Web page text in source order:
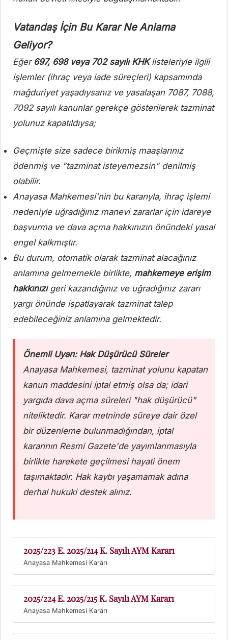
Vatandaş İçin Bu Karar Ne Anlama
Geliyor?
Eğer 697, 698 veya 702 sayılı KHKlisteleriyle ilgili
işlemler (ihraç veya iade süreçleri) kapsamında
mağduriyet yaşadıysanız ve yasalaşan 7087, 7088,
7092 sayılı kanunlar gerekçe gösterilerek tazminat
yolunuz kapatıldıysa;
Geçmişte size sadece birikmiş maaşlarınız
ödenmiş ve "tazminat isteyemezsin" denilmiş
olabilir.
Anayasa Mahkemesi'nin bu kararıyla, ihraç işlemi
nedeniyle uğradığınız manevi zararlar için idareye
başvurma ve dava açma hakkınızın önündeki yasal
engel kalkmıştır.
Bu durum, otomatik olarak tazminat alacağınız
anlamına gelmemekle birlikte, mahkemeye erişim
hakkınızıgeri kazandığınız ve uğradığınız zararı
yargı önünde ispatlayarak tazminat talep
edebileceğiniz anlamına gelmektedir.
Önemli Uyarı: Hak Düşürücü Süreler
Anayasa Mahkemesi, tazminat yolunu kapatan
kanun maddesini iptal etmiş olsa da; idari
yargıda dava açma süreleri "hak düşürücü"
niteliktedir. Karar metninde süreye dair özel
bir düzenleme bulunmadığından, iptal
kararının Resmi Gazete'de yayımlanmasıyla
birlikte harekete geçilmesi hayati önem
taşımaktadır. Hak kaybı yaşamamak adına
derhal hukuki destek alınız.
2025/223 E. 2025/214 K. Sayılı AYM Kararı
2025/224 E. 2025/215 K. Sayılı AYM Kararı